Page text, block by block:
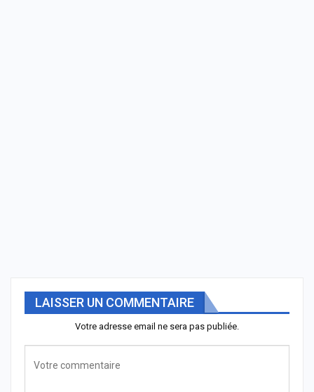
LAISSER UN COMMENTAIRE
Votre adresse email ne sera pas publiée.